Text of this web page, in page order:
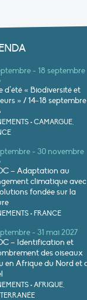
- 18 septembre
d’été « Biodiversité et
» / 14-18 septembre
• CAMARGUE,
- 30 novembre
– Adaptation au
climatique avec
fondée sur la
• FRANCE
- 31 mai 2027
– Identification et
des oiseaux
en Afrique du Nord et
• AFRIQUE,